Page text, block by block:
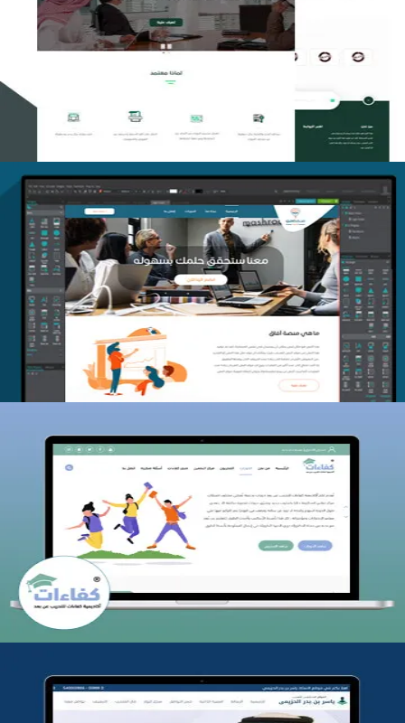
تصميم منصة معتمد للتدريب
التفاصيل
منصة أفق للتدريب
التفاصيل
كفاءات للتدريب
التفاصيل